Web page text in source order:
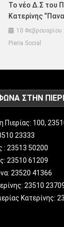
Το νέο Δ.Σ του
Κατερίνης
10 Φεβρουαρίου
Pieria Social
ΣΤΗΝ
Πιερίας: 100,
23333
: 23513 50200
23510 61209
23520 41366
23510
Κατερίνης: